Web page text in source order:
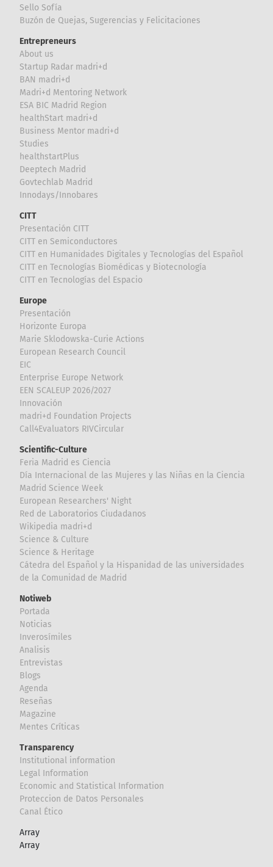
Sello Sofía
Buzón de Quejas, Sugerencias y Felicitaciones
Entrepreneurs
About us
Startup Radar madri+d
BAN madri+d
Madri+d Mentoring Network
ESA BIC Madrid Region
healthStart madri+d
Business Mentor madri+d
Studies
healthstartPlus
Deeptech Madrid
Govtechlab Madrid
Innodays/Innobares
CITT
Presentación CITT
CITT en Semiconductores
CITT en Humanidades Digitales y Tecnologías del Español
CITT en Tecnologías Biomédicas y Biotecnología
CITT en Tecnologías del Espacio
Europe
Presentación
Horizonte Europa
Marie Sklodowska-Curie Actions
European Research Council
EIC
Enterprise Europe Network
EEN SCALEUP 2026/2027
Innovación
madri+d Foundation Projects
Call4Evaluators RIVCircular
Scientific-Culture
Feria Madrid es Ciencia
Día Internacional de las Mujeres y las Niñas en la Ciencia
Madrid Science Week
European Researchers' Night
Red de Laboratorios Ciudadanos
Wikipedia madri+d
Science & Culture
Science & Heritage
Cátedra del Español y la Hispanidad de las universidades
de la Comunidad de Madrid
Notiweb
Portada
Noticias
Inverosímiles
Analisis
Entrevistas
Blogs
Agenda
Reseñas
Magazine
Mentes Críticas
Transparency
Institutional information
Legal Information
Economic and Statistical Information
Proteccion de Datos Personales
Canal Ético
Array
Array